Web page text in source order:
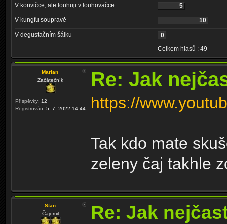
V konvičce, ale louhuji v louhovačce
5
V kungfu soupravě
10
V degustačním šálku
0
Celkem hlasů : 49
Marian
Začátečník
Příspěvky: 12
Registrován: 5. 7. 2022 14:44
Re: Jak
https://
Tak kdo mate
zeleny čaj takhle
Stan
Čajomil
Re: Jak